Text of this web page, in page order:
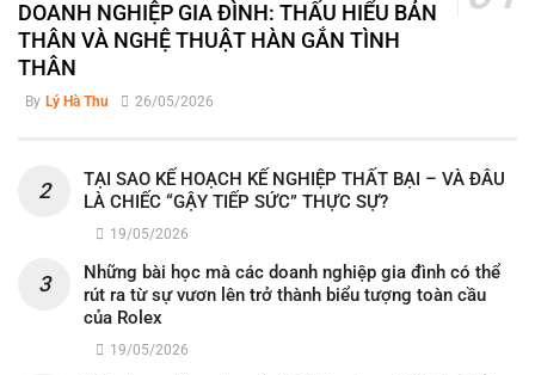
DOANH NGHIỆP GIA ĐÌNH: THẤU HIỂU BẢN
THÂN VÀ NGHỆ THUẬT HÀN GẮN TÌNH
THÂN
By Lý Hà Thu 26/05/2026
TẠI SAO KẾ HOẠCH KẾ NGHIỆP THẤT BẠI – VÀ ĐÂU
LÀ CHIẾC “GẬY TIẾP SỨC” THỰC SỰ?
19/05/2026
Những bài học mà các doanh nghiệp gia đình có thể
rút ra từ sự vươn lên trở thành biểu tượng toàn cầu
của Rolex
19/05/2026